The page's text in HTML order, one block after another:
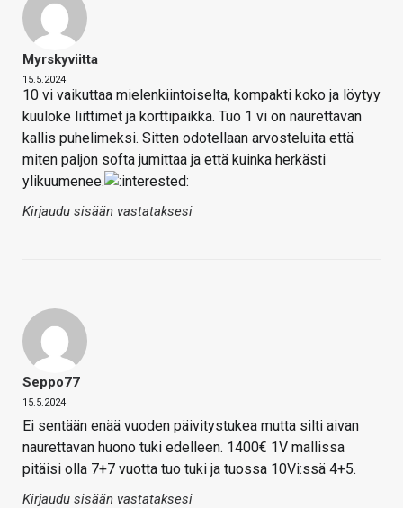
Myrskyviitta
15.5.2024
10 vi vaikuttaa mielenkiintoiselta, kompakti koko ja löytyy
kuuloke liittimet ja korttipaikka. Tuo 1 vi on naurettavan
kallis puhelimeksi. Sitten odotellaan arvosteluita että
miten paljon softa jumittaa ja että kuinka herkästi
ylikuumenee.
Kirjaudu sisään vastataksesi
Seppo77
15.5.2024
Ei sentään enää vuoden päivitystukea mutta silti aivan
naurettavan huono tuki edelleen. 1400€ 1V mallissa
pitäisi olla 7+7 vuotta tuo tuki ja tuossa 10Vi:ssä 4+5.
Kirjaudu sisään vastataksesi